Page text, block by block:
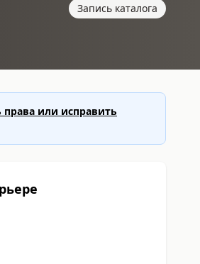
Запись каталога
права или исправить